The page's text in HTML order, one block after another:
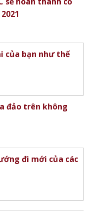
của bạn như thế
đảo trên không
đi mới của các